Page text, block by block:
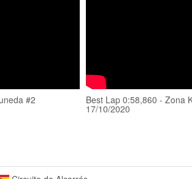
#2 Best Lap 0:58,860 - Zona
17/10/2020